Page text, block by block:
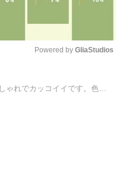
Powered by GliaStudios
日本の伝統工芸、印伝の長財布がおしゃれでカッコイイです。色んな種類や通販先を調べてみました。激安で買えたら口コミも気になるところです。